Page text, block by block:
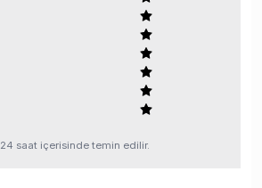
24 saat içerisinde temin edilir.